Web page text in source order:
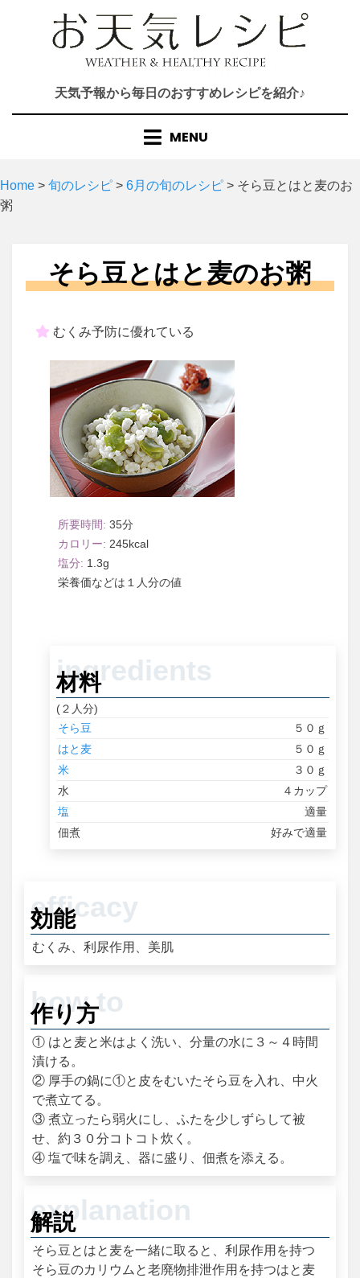
天気予報から毎日のおすすめレシピを紹介♪
MENU
Home > 旬のレシピ > 6月の旬のレシピ > そら豆とはと麦のお
粥
そら豆とはと麦のお粥
むくみ予防に優れている
35
245
1.3
１人分
材料
(２人分)
そら豆
５０ｇ
はと麦
５０ｇ
米
３０ｇ
水
４カップ
塩
適量
佃煮
好みで適量
効能
むくみ、利尿作用、美肌
作り方
① はと麦と米はよく洗い、分量の水に３～４時間
漬ける。
② 厚手の鍋に①と皮をむいたそら豆を入れ、中火
で煮立てる。
③ 煮立ったら弱火にし、ふたを少しずらして被
せ、約３０分コトコト炊く。
④ 塩で味を調え、器に盛り、佃煮を添える。
解説
そら豆とはと麦を一緒に取ると、利尿作用を持つ
そら豆のカリウムと老廃物排泄作用を持つはと麦